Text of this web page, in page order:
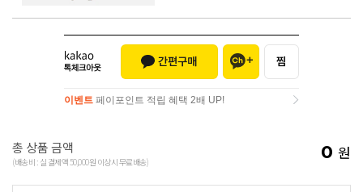
이벤트 페이포인트 적립 혜택 2배 UP!
총 상품 금액
(배송비 : 실 결제액 50,000원 이상시 무료배송) 0 원